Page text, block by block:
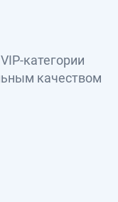
категории
качеством